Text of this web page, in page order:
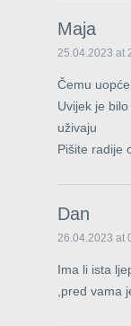
Maja
25.04.2023 at
Čemu
Uvijek je
uživaju
Pišite radije
Dan
26.04.2023 at
Ima li ista
,pred vama